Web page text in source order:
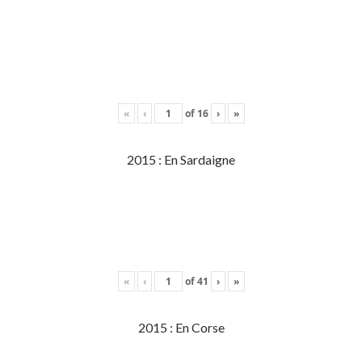
« ‹ of 16 › »
2015 : En Sardaigne
« ‹ of41 › »
2015 : En Corse